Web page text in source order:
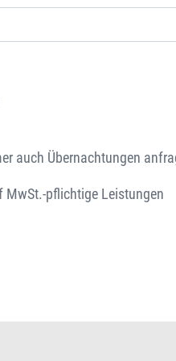
auch Übernachtungen
pflichtige Leistungen